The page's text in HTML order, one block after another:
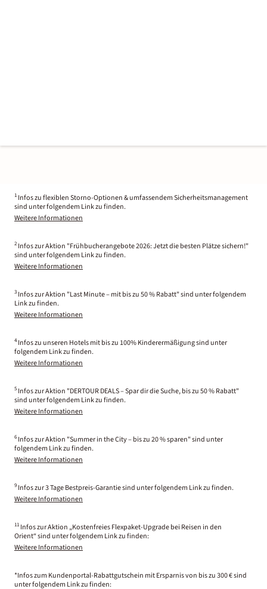
1 Infos zu flexiblen Storno-Optionen & umfassendem Sicherheitsmanagement
sind unter folgendem Link zu finden.
Weitere Informationen
2 Infos zur Aktion "Frühbucherangebote 2026: Jetzt die besten Plätze sichern!"
sind unter folgendem Link zu finden.
Weitere Informationen
3 Infos zur Aktion "Last Minute – mit bis zu 50 % Rabatt" sind unter folgendem
Link zu finden.
Weitere Informationen
4 Infos zu unseren Hotels mit bis zu 100% Kinderermäßigung sind unter
folgendem Link zu finden.
Weitere Informationen
5 Infos zur Aktion "DERTOUR DEALS – Spar dir die Suche, bis zu 50 % Rabatt"
sind unter folgendem Link zu finden.
Weitere Informationen
6 Infos zur Aktion "Summer in the City – bis zu 20 % sparen" sind unter
folgendem Link zu finden.
Weitere Informationen
9 Infos zur 3 Tage Bestpreis-Garantie sind unter folgendem Link zu finden.
Weitere Informationen
11 Infos zur Aktion „Kostenfreies Flexpaket-Upgrade bei Reisen in den
Orient“ sind unter folgendem Link zu finden:
Weitere Informationen
*Infos zum Kundenportal-Rabattgutschein mit Ersparnis von bis zu 300 € sind
unter folgendem Link zu finden: